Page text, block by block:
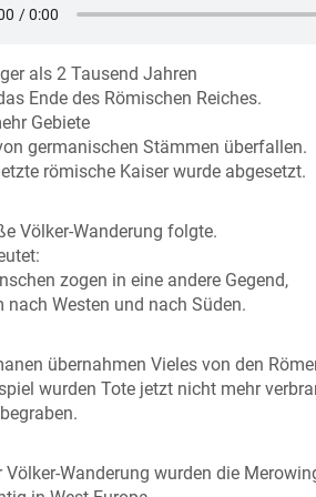
als 2 Tausend Jahren
Ende des Römischen Reiches.
Gebiete
germanischen Stämmen überfallen.
römische Kaiser wurde abgesetzt.
Völker-Wanderung folgte.
zogen in eine andere Gegend,
nach Westen und nach Süden.
übernahmen Vieles von den
wurden Tote jetzt nicht mehr
Völker-Wanderung wurden die